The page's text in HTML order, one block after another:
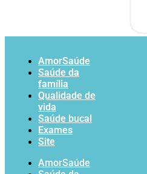
AmorSaúde
Saúde da
família
Qualidade de
vida
Saúde bucal
Exames
Site
AmorSaúde